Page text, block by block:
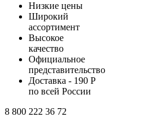
Низкие цены
Широкий
ассортимент
Высокое
качество
Официальное
представительство
Доставка - 190 Р
по всей России
8 800 222 36 72